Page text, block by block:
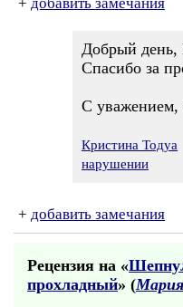
Добрый день,
Спасибо за
С уважением,
Кристина Тодуа
нарушении
+ добавить замечания
Рецензия на «
прохладный» (